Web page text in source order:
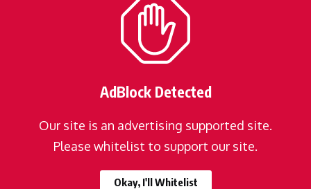
AdBlock Detected
Our site is an advertising supported site.
Please whitelist to support our site.
Okay, I'll Whitelist